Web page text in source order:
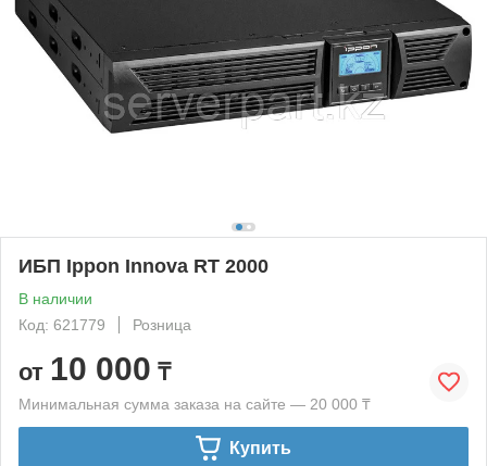
ИБП Ippon Innova RT 2000
В наличии
Код: 621779
Розница
от 10 000 ₸
Минимальная сумма заказа на сайте — 20 000 ₸
Купить